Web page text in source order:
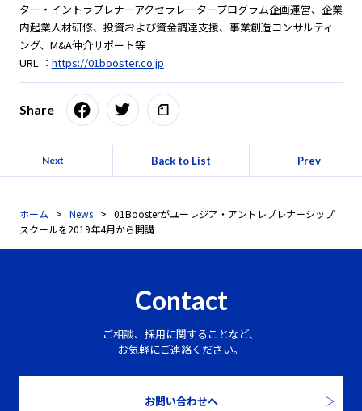
ター・イントラプレナーアクセラレータープログラム企画運営、企業
内起業人材研修、投資および資金調達支援、事業創造コンサルティ
ング、M&A仲介サポート等
URL ： https://01booster.co.jp
Share
Next Back to List Prev
ホーム News
01Boosterがユーレジア・アントレプレナーシップ
スクールを2019年4月から開講
Contact
ご相談、採用に関することなど、
お気軽にご連絡ください。
お問い合わせへ